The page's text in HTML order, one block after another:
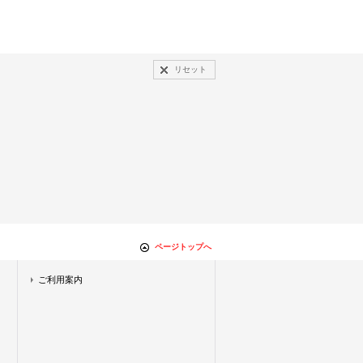
リセット
ページトップへ
ご利用案内